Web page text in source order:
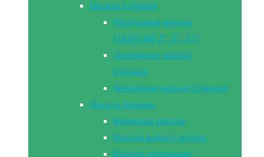
Насосы Unipump
Погружные насосы
UNIPUMP 2″, 3″, 3,5″
Дренажные насосы
Unipump
Фекальные насосы Unipump
Насосы Беламос
Винтовые насосы
Насосы вибро Сверчок
Насосы дренажные